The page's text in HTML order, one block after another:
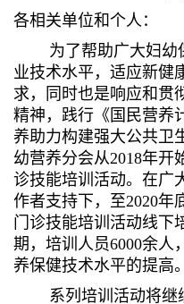
各相关单位和个人：
为了帮助广大妇幼
业技术水平，适应新健
求，同时也是响应和贯
精神，践行《国民营养
养助力构建强大公共卫
幼营养分会从2018年开
诊技能培训活动。在广
作者支持下，至2020年
门诊技能培训活动线下
期，培训人员6000余人
养保健技术水平的提高。
系列培训活动将继续